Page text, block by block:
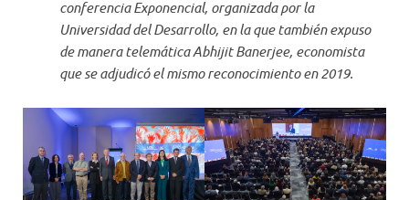
conferencia Exponencial, organizada por la
Universidad del Desarrollo, en la que también expuso
de manera telemática Abhijit Banerjee, economista
que se adjudicó el mismo reconocimiento en 2019.